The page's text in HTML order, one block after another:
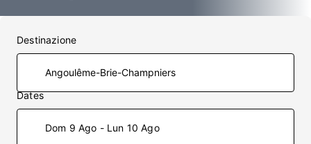
Destinazione
Dates
Dom 9 Ago - Lun 10 Ago